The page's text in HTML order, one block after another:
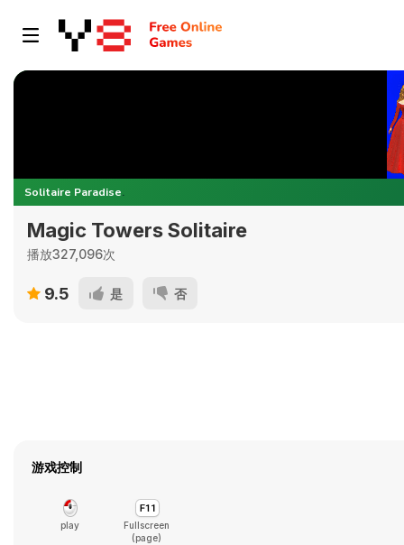
Magic Towers Solitaire
播放327,096次
9.5 是 否
游戏控制
play
Fullscreen
(page)